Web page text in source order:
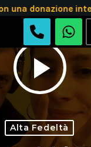
donazione
play_arrow
Alta Fedeltà